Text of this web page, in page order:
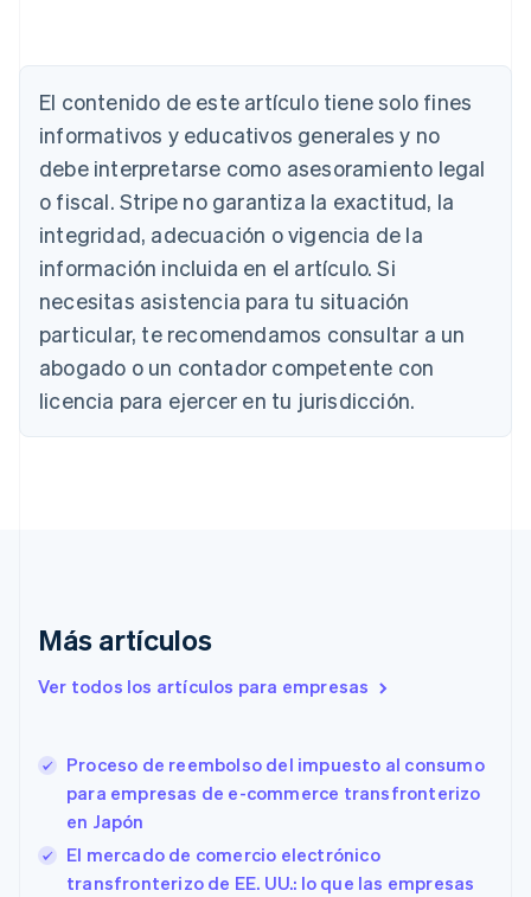
El contenido de este artículo tiene solo fines
informativos y educativos generales y no
debe interpretarse como asesoramiento legal
o fiscal. Stripe no garantiza la exactitud, la
integridad, adecuación o vigencia de la
información incluida en el artículo. Si
necesitas asistencia para tu situación
particular, te recomendamos consultar a un
abogado o un contador competente con
licencia para ejercer en tu jurisdicción.
Más artículos
Ver todos los artículos para empresas
Proceso de reembolso del impuesto al consumo
para empresas de e-commerce transfronterizo
en Japón
El mercado de comercio electrónico
transfronterizo de EE. UU.: lo que las empresas
Alemania
Deutsch
Australia
English
Austria
Bélgica
NederlandsFrançaisDeutschEnglish
Brasil
Português English
Bulgaria
English
Canadá
English Français
China continental
English
Eslovaquia
España
EspañolEnglish
Estados Unidos
English Español 简体中文